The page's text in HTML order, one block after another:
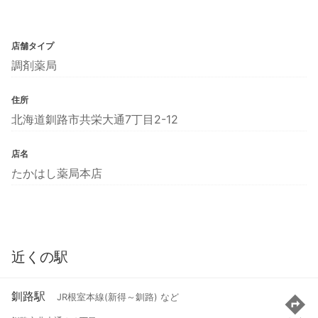
店舗タイプ
調剤薬局
住所
北海道釧路市共栄大通7丁目2-12
店名
たかはし薬局本店
近くの駅
釧路駅 JR根室本線(新得～釧路) など